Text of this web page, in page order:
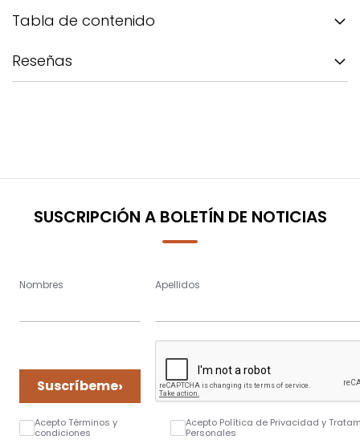
Tabla de contenido
Reseñas
SUSCRIPCIÓN A BOLETÍN DE NOTICIAS
Nombres Apellidos
Suscríbeme›
Acepto Términos y
condiciones
Acepto Política de Privacidad y
Personales